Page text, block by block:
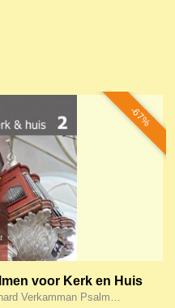
-67%
voor Kerk en Huis
Verkamman Psalm…